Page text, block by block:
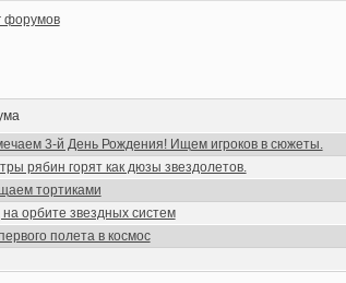
3-й День Рождения! Ищем игроков в сюжеты.
рябин горят как дюзы звездолетов.
тортиками
на орбите звездных систем
полета в космос